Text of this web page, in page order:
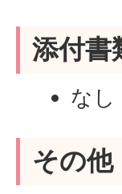
添付書
なし
その他